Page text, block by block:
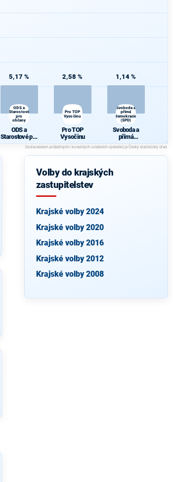
5,17 %
ODS a
Starostové
pro
občany
ODS a
Starostové pro
občany
2,58 %
Pro TOP
Vysočinu
Pro TOP
Vysočinu
1,14 %
Svoboda a
přímá
demokracie
(SPD)
Svoboda a
přímá
demokracie
(SPD)
Volby do krajských
zastupitelstev
Krajské volby 2024
Krajské volby 2020
Krajské volby 2016
Krajské volby 2012
Krajské volby 2008